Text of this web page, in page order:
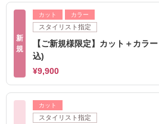
新
規
カット カラー
スタイリスト指定
【ご新規様限定】カット＋カラ
込)
¥9,900
カット
スタイリスト指定